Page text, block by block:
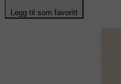
Legg til som favoritt